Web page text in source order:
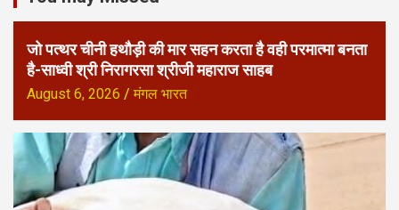
जो पत्थर चीनी हथौड़ी की मार सहन करता है वही परमात्मा बनता
है-साध्वी श्री निरागरसा श्रीजी महाराज साहब
August 6, 2026 मंगल भारत